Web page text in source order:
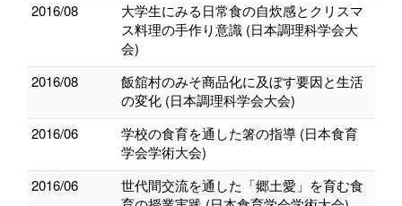
2016/08
大学生にみる日常食の自炊感とクリスマ
ス料理の手作り意識 (日本調理科学会大
会)
2016/08
飯舘村のみそ商品化に及ぼす要因と生活
の変化 (日本調理科学会大会)
2016/06
学校の食育を通した箸の指導 (日本食育
学会学術大会)
2016/06
世代間交流を通した「郷土愛」を育む食